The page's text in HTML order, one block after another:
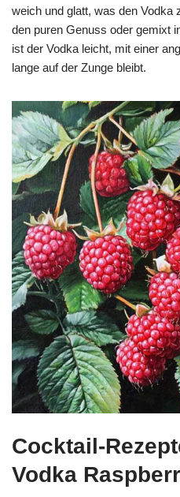
weich und glatt, was den Vodka
den puren Genuss oder gemixt
ist der Vodka leicht, mit einer
lange auf der Zunge bleibt.
Cocktail-
Vodka